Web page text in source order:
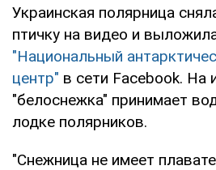
Украинская полярница
птичку на видео и
"Национальный
центр" в сети Facebook. На
"белоснежка" принимает
лодке полярников.
"Снежница не имеет